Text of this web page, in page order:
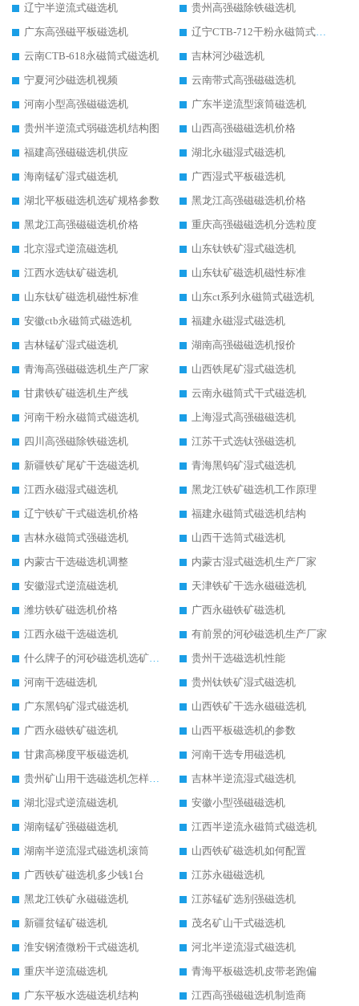
辽宁半逆流式磁选机
贵州高强磁除铁磁选机
广东高强磁平板磁选机
云南CTB-618永磁筒式磁选机
吉林河沙磁选机
宁夏河沙磁选机视频
云南带式高强磁磁选机
河南小型高强磁磁选机
广东半逆流型滚筒磁选机
贵州半逆流式弱磁选机结构图
山西高强磁磁选机价格
福建高强磁磁选机供应
湖北永磁湿式磁选机
海南锰矿湿式磁选机
广西湿式平板磁选机
湖北平板磁选机选矿规格参数
黑龙江高强磁磁选机价格
黑龙江高强磁磁选机价格
重庆高强磁磁选机分选粒度
北京湿式逆流磁选机
山东钛铁矿湿式磁选机
江西水选钛矿磁选机
山东钛矿磁选机磁性标准
山东钛矿磁选机磁性标准
山东ct系列永磁筒式磁选机
安徽ctb永磁筒式磁选机
福建永磁湿式磁选机
吉林锰矿湿式磁选机
湖南高强磁磁选机报价
青海高强磁磁选机生产厂家
山西铁尾矿湿式磁选机
甘肃铁矿磁选机生产线
云南永磁筒式干式磁选机
河南干粉永磁筒式磁选机
上海湿式高强磁磁选机
四川高强磁除铁磁选机
江苏干式选钛强磁选机
新疆铁矿尾矿干选磁选机
青海黑钨矿湿式磁选机
江西永磁湿式磁选机
黑龙江铁矿磁选机工作原理
辽宁铁矿干式磁选机价格
福建永磁筒式磁选机结构
吉林永磁筒式强磁选机
山西干选筒式磁选机
内蒙古干选磁选机调整
内蒙古湿式磁选机生产厂家
安徽湿式逆流磁选机
天津铁矿干选永磁磁选机
潍坊铁矿磁选机价格
广西永磁铁矿磁选机
江西永磁干选磁选机
有前景的河砂磁选机生产厂家
贵州干选磁选机性能
河南干选磁选机
贵州钛铁矿湿式磁选机
广东黑钨矿湿式磁选机
山西铁矿干选永磁磁选机
广西永磁铁矿磁选机
山西平板磁选机的参数
甘肃高梯度平板磁选机
河南干选专用磁选机
吉林半逆流湿式磁选机
湖北湿式逆流磁选机
安徽小型强磁磁选机
湖南锰矿强磁磁选机
江西半逆流永磁筒式磁选机
湖南半逆流湿式磁选机滚筒
山西铁矿磁选机如何配置
广西铁矿磁选机多少钱1台
江苏永磁磁选机
黑龙江铁矿永磁磁选机
江苏锰矿选别强磁选机
新疆贫锰矿磁选机
茂名矿山干式磁选机
淮安钢渣微粉干式磁选机
河北半逆流湿式磁选机
重庆半逆流磁选机
青海平板磁选机皮带老跑偏
广东平板水选磁选机结构
江西高强磁磁选机制造商